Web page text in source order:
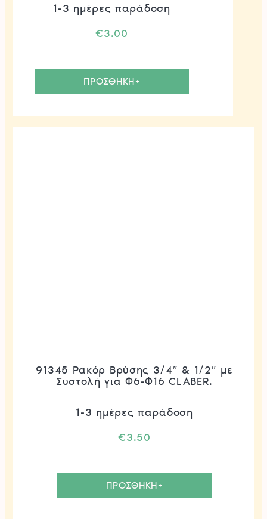
1-3 ημέρες παράδοση
€3.00
ΠΡΟΣΘΗΚΗ+
91345 Ρακόρ Βρύσης 3/4″ & 1/2″ με
Συστολή για Φ6-Φ16 CLABER.
1-3 ημέρες παράδοση
€3.50
ΠΡΟΣΘΗΚΗ+